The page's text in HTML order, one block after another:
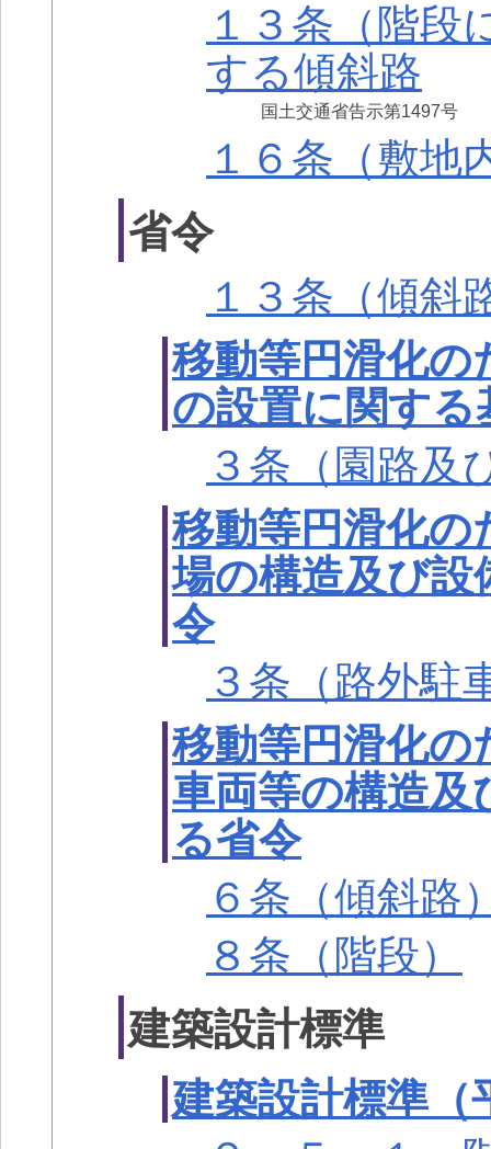
１３条（階段
する傾斜路
国土交通省告示第1497号
１６条（敷地
省令
１３条（傾斜
移動等円滑化の
の設置に関す
３条（園路及
移動等円滑化の
場の構造及び設
令
３条（路外駐
移動等円滑化の
車両等の構造及
る省令
６条（傾斜路
８条（階段）
建築設計標準
建築設計標準（